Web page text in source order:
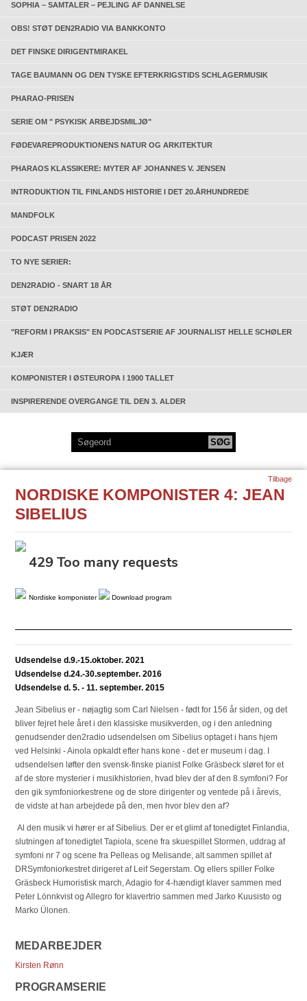
SOPHIA – SAMTALER – PEJLING AF DANNELSE
OBS! STØT DEN2RADIO VIA BANKKONTO
DET FINSKE DIRIGENTMIRAKEL
TAGE BAUMANN OG DEN TYSKE EFTERKRIGSTIDS SCHLAGERMUSIK
PHARAO-PRISEN
SERIE OM " PSYKISK ARBEJDSMILJØ"
FØDEVAREPRODUKTIONENS NATUR OG ARKITEKTUR
PHARAOS KLASSIKERE: MYTER AF JOHANNES V. JENSEN
INTRODUKTION TIL FINLANDS HISTORIE I DET 20.ÅRHUNDREDE
MANDFOLK
PODCAST PRISEN 2022
TO NYE SERIER:
DEN2RADIO - SNART 18 ÅR
STØT DEN2RADIO
"REFORM I PRAKSIS" EN PODCASTSERIE AF JOURNALIST HELLE SCHØLER
KJÆR
KOMPONISTER I ØSTEUROPA I 1900 TALLET
INSPIRERENDE OVERGANGE TIL DEN 3. ALDER
NORDISKE KOMPONISTER 4: JEAN
SIBELIUS
Nordiske komponister Download program
Udsendelse d.9.-15.oktober. 2021
Udsendelse d.24.-30.september. 2016
Udsendelse d. 5. - 11. september. 2015
Jean Sibelius er - nøjagtig som Carl Nielsen - født for 156 år siden, og det
bliver fejret hele året i den klassiske musikverden, og i den anledning
genudsender den2radio udsendelsen om Sibelius optaget i hans hjem
ved Helsinki - Ainola opkaldt efter hans kone - det er museum i dag. I
udsendelsen løfter den svensk-finske pianist Folke Gräsbeck sløret for et
af de store mysterier i musikhistorien, hvad blev der af den 8.symfoni? For
den gik symfoniorkestrene og de store dirigenter og ventede på i årevis,
de vidste at han arbejdede på den, men hvor blev den af?
Al den musik vi hører er af Sibelius. Der er et glimt af tonedigtet Finlandia,
slutningen af tonedigtet Tapiola, scene fra skuespillet Stormen, uddrag af
symfoni nr 7 og scene fra Pelleas og Melisande, alt sammen spillet af
DRSymfoniorkestret dirigeret af Leif Segerstam. Og ellers spiller Folke
Gräsbeck Humoristisk march, Adagio for 4-hændigt klaver sammen med
Peter Lönnkvist og Allegro for klavertrio sammen med Jarko Kuusisto og
Marko Ülonen.
MEDARBEJDER
Kirsten Rønn
PROGRAMSERIE
Tilbage